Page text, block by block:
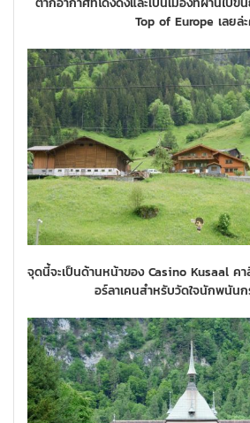
Top of Europe เลยล่
จุดนี้จะเป็นด้านหน้าของ Casino Kusaal คา
อร์ลาเคนสำหรับวัดใจนักพนันก